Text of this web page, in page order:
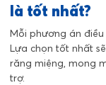
là tốt nhất?
Mỗi phương án
Lựa chọn tốt nhất
răng miệng, mong
trợ.